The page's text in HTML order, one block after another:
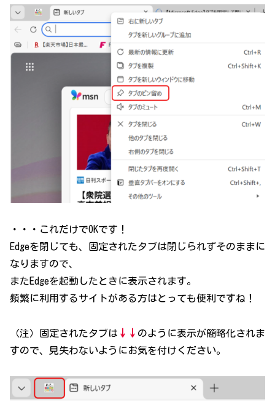
・・・これだけでOKです！
Edgeを閉じても、固定されたタブは閉じられずそのままに
なりますので、
またEdgeを起動したときに表示されます。
頻繁に利用するサイトがある方はとっても便利ですね！
（注）固定されたタブは ↓↓ のように表示が簡略化されま
すので、見失わないようにお気を付けください。